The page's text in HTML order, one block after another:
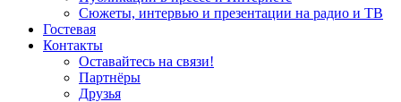
Сюжеты, интервью и презентации на радио и ТВ
Гостевая
Контакты
Оставайтесь на связи!
Партнёры
Друзья